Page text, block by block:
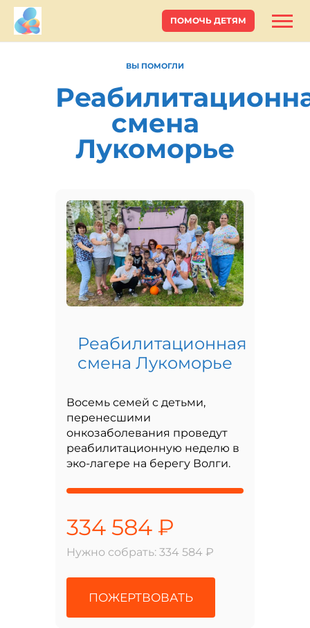
ПОМОЧЬ ДЕТЯМ
ВЫ ПОМОГЛИ
смена
Лукоморье
Реабилитационная
смена Лукоморье
Восемь семей с детьми,
перенесшими
онкозаболевания проведут
реабилитационную неделю в
эко-лагере на берегу Волги.
334 584 ₽
Нужно собрать: 334 584 ₽
ПОЖЕРТВОВАТЬ